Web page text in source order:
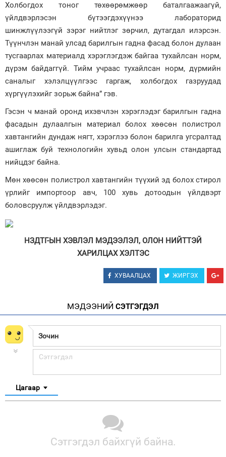
Холбогдох тоног төхөөрөмжөөр баталгаажаагүй,
үйлдвэрлэсэн бүтээгдэхүүнээ лабораторид
шинжлүүлээгүй зэрэг нийтлэг зөрчил, дутагдал илэрсэн.
Түүнчлэн манай улсад барилгын гадна фасад болон дулаан
тусгаарлах материалд хэрэглэгдэж байгаа тухайлсан норм,
дүрэм байдаггүй. Тийм учраас тухайлсан норм, дүрмийн
саналыг хэлэлцүүлгээс гаргаж, холбогдох газруудад
хүргүүлэхийг зорьж байна” гэв.
Гэсэн ч манай оронд ихэвчлэн хэрэглэдэг барилгын гадна
фасадын дулаалгын материал болох хөөсөн полистрол
хавтангийн дундаж нягт, хэрэглээ болон барилга угсралтад
ашиглаж буй технологийн хувьд олон улсын стандартад
нийцдэг байна.
Мөн хөөсөн полистрол хавтангийн түүхий эд болох стирол
үрлийг импортоор авч, 100 хувь дотоодын үйлдвэрт
боловсруулж үйлдвэрлэдэг.
НЗДТГ-ЫН ХЭВЛЭЛ МЭДЭЭЛЭЛ, ОЛОН НИЙТТЭЙ
ХАРИЛЦАХ ХЭЛТЭС
ХУВААЛЦАХ ЖИРГЭХ
МЭДЭЭНИЙ СЭТГЭГДЭЛ
Цагаар
Сэтгэгдэл байхгүй байна.